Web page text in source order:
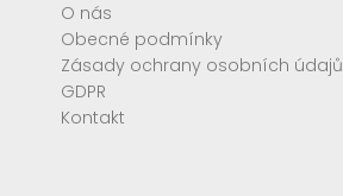
O nás
Obecné podmínky
Zásady ochrany osobních údajů
GDPR
Kontakt